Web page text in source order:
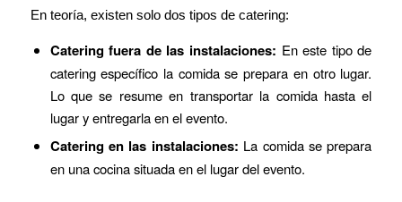
En teoría, existen solo dos tipos de catering:
Catering fuera de las instalaciones: En este tipo de
catering específico la comida se prepara en otro lugar.
Lo que se resume en transportar la comida hasta el
lugar y entregarla en el evento.
Catering en las instalaciones: La comida se prepara
en una cocina situada en el lugar del evento.